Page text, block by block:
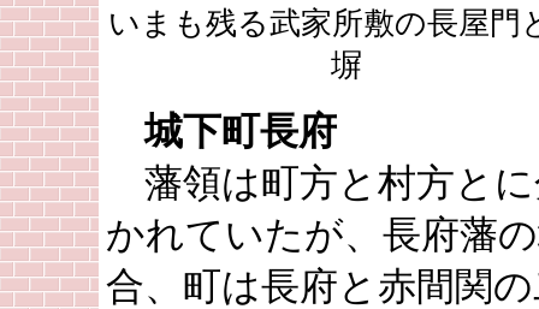
いまも残る武家所敷の長屋門
塀
城下町長府
藩領は町方と村方と
かれていたが、長府藩
合、町は長府と赤間関